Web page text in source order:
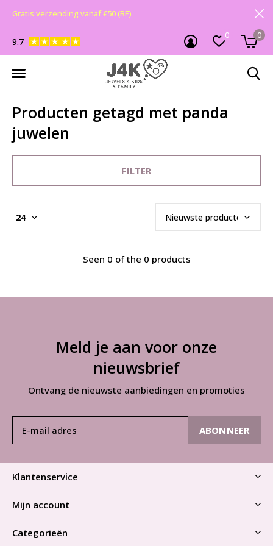
0 0
9.7
Gratis verzending vanaf €50 (BE)
Producten getagd met panda
juwelen
FILTER
Seen 0 of the 0 products
Meld je aan voor onze
nieuwsbrief
Ontvang de nieuwste aanbiedingen en promoties
ABONNEER
Klantenservice
Mijn account
Categorieën